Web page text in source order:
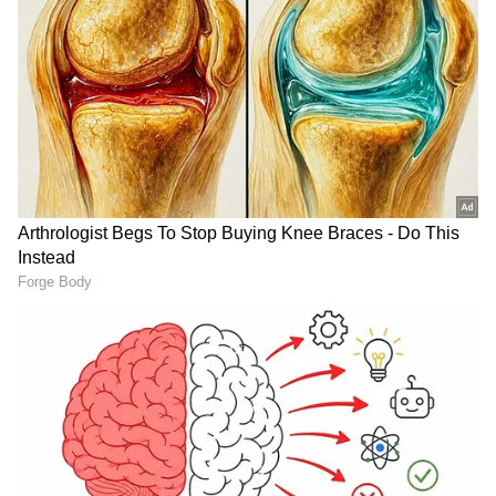
ತಿರುಗುತ್ತದೆ. ಇದು ಲೈಟ್ ತನ್ನ ಕಾರ್ಯಾವಧಿಯ ಅಂತ್ಯಕ್ಕೆ
ಬಂದಿದೆ ಎಂಬುದರ ಸಂಕೇತವೇ ಹೊರತು, ಇದರಿಂದ
ಯಾವುದೇ ಅಪಾಯವಿಲ್ಲ.
RECOMMENDED STORIES